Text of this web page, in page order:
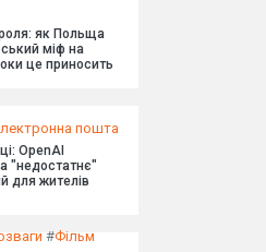
як Польща
міф на
це приносить
пошта
OpenAI
"недостатнє"
для жителів
#Фільм